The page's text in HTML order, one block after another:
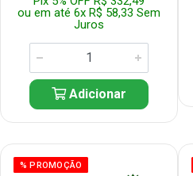
ou em até 6x R$ 58,33 Sem
Juros
Adicionar
% PROMOÇÃO